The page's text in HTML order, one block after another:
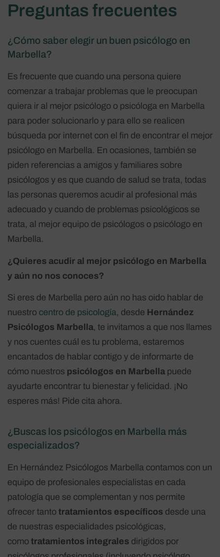
Preguntas frecuentes
¿Cómo saber elegir un buen psicólogo en
Marbella?
Es frecuente que cuando una persona quiere
comenzar a trabajar problemas que le preocupan
quiera ir al mejor psicólogo o psicóloga en Marbella
para poder solucionarlo y para ello se realicen
búsqueda por internet con el fin de encontrar el mejor
psicólogo en Marbella. En ocasiones, también se
piden referencias a amigos y familiares sobre
psicólogos y es que cuando de salud se trata, todas
las personas queremos acudir al profesional más
adecuado y cuando de problemas psicológicos se
trata, al mejor equipo de psicólogos o psicólogo en
Marbella.
¿Quieres acudir al mejor psicólogo en Marbella
y aún no nos conoces?
Si eres de Marbella pero aún no has oido hablar de
nuestro centro de psicología, desde Hernández
Psicólogos Marbella, te invitamos a que nos llames
y nos cuentes cuál es tu problema, estaremos
encantados de hablar contigo y de informarte de
cómo nuestros psicólogos en Marbella puede
ayudarte encontrar tu bienestar y felicidad. ¡No
esperes más! Pide cita ahora.
¿Buscas los psicólogos en Marbella más
especializados?
En Hernández Psicólogos Marbella contamos con un
equipo de profesionales especialistas en cada
patología que se complementan y nos permite
ofrecer tanto tratamientos específicos desde una
de nuestras especialidades psicológicas,
como tratamientos integrales dirigidos por